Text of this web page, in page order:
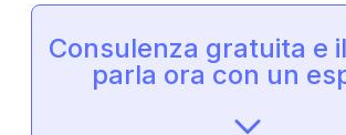
Consulenza gratuita e
parla ora con un